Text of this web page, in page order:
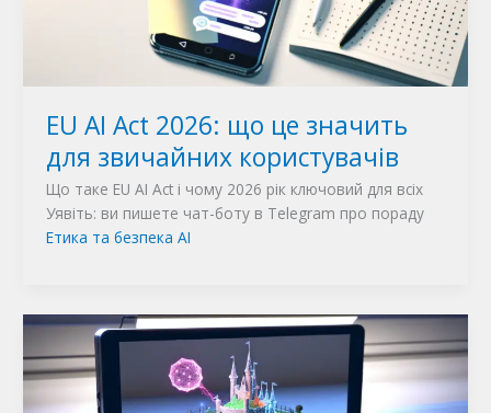
EU AI Act 2026: що це значить
для звичайних користувачів
Що таке EU AI Act і чому 2026 рік ключовий для всіх
Уявіть: ви пишете чат-боту в Telegram про пораду
Етика та безпека AI